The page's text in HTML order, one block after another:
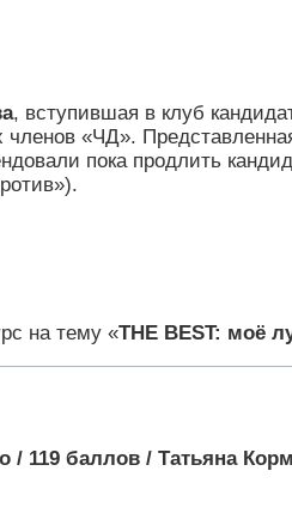
, вступившая в клуб
членов «ЧД».
пока продлить
на тему «THE BEST: моё
/ 119 баллов / Татьяна